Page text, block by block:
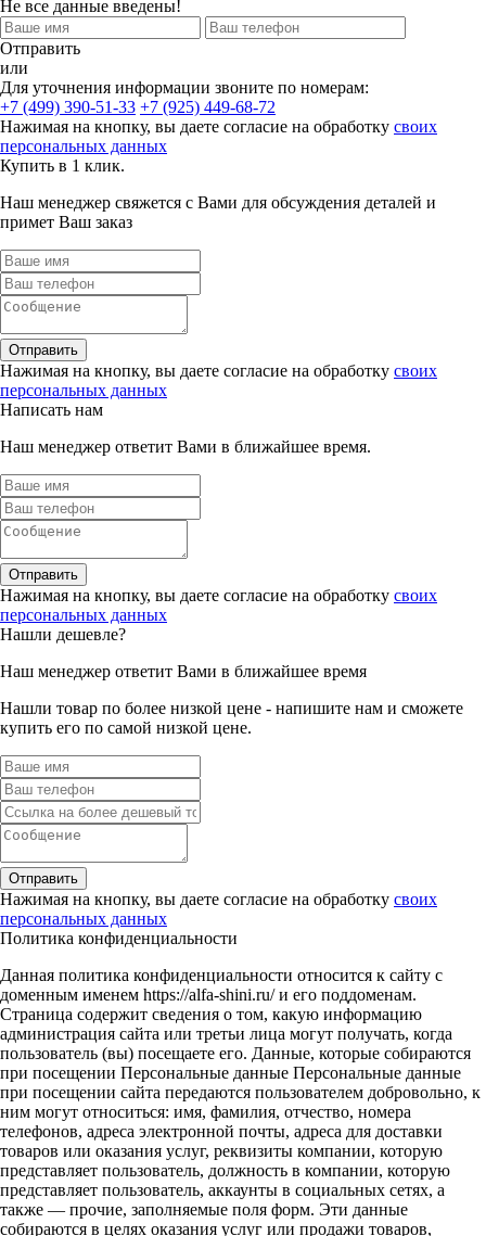
Не все данные введены!
Отправить
или
Для уточнения информации звоните по номерам:
+7 (499) 390-51-33 +7 (925) 449-68-72
Нажимая на кнопку, вы даете согласие на обработку своих
персональных данных
Купить в 1 клик.
Наш менеджер свяжется с Вами для обсуждения деталей и
примет Ваш заказ
Отправить
Нажимая на кнопку, вы даете согласие на обработку своих
персональных данных
Написать нам
Наш менеджер ответит Вами в ближайшее время.
Отправить
Нажимая на кнопку, вы даете согласие на обработку своих
персональных данных
Нашли дешевле?
Наш менеджер ответит Вами в ближайшее время
Нашли товар по более низкой цене - напишите нам и сможете
купить его по самой низкой цене.
Отправить
Нажимая на кнопку, вы даете согласие на обработку своих
персональных данных
Политика конфиденциальности
Данная политика конфиденциальности относится к сайту с
доменным именем https://alfa-shini.ru/ и его поддоменам.
Страница содержит сведения о том, какую информацию
администрация сайта или третьи лица могут получать, когда
пользователь (вы) посещаете его. Данные, которые собираются
при посещении Персональные данные Персональные данные
при посещении сайта передаются пользователем добровольно, к
ним могут относиться: имя, фамилия, отчество, номера
телефонов, адреса электронной почты, адреса для доставки
товаров или оказания услуг, реквизиты компании, которую
представляет пользователь, должность в компании, которую
представляет пользователь, аккаунты в социальных сетях, а
также — прочие, заполняемые поля форм. Эти данные
собираются в целях оказания услуг или продажи товаров,